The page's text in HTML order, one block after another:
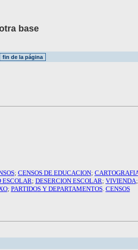
base
; CENSOS DE EDUCACION;
ESCOLAR; DESERCION ESCOLAR; VIVIENDA;
; PARTIDOS Y DEPARTAMENTOS. CENSOS